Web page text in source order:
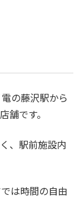
の藤沢駅から
舗です。
、駅前施設内
は時間の自由